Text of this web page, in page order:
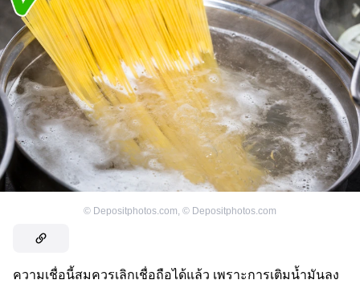
© Depositphotos.com, © Depositphotos.com
ความเชื่อนี้สมควรเลิกเชื่อถือได้แล้ว เพราะการเติมน้ำมันลง